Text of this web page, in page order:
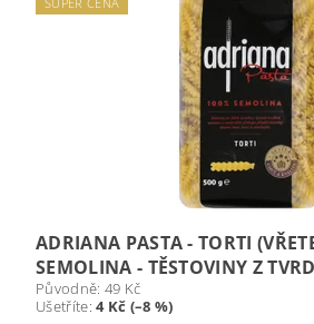
ADRIANA PASTA - TORTI
SEMOLINA - TĚSTOVINY Z
Původně: 49 Kč
Ušetříte:4 Kč (–8 %)